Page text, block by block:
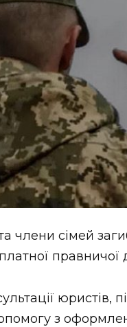
УКРАЇНИ
члени сімей
правничої
юристів,
з